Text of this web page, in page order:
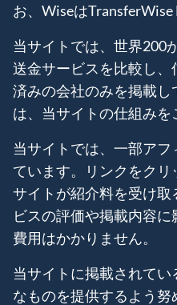
お、WiseはTransferWise
当サイトでは、世界200
送金サービスを比較し
済みの会社のみを掲載
は、当サイトの仕組みを
当サイトでは、一部ア
ています。リンクをク
サイトが紹介料を受け
ビスの評価や掲載内容
費用はかかりません。
当サイトに掲載されて
なものを提供するよう